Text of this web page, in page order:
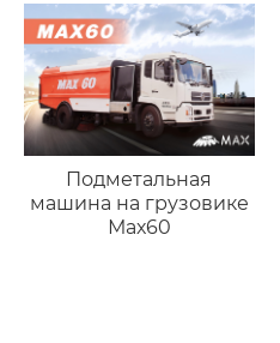
Подметальная
машина на грузовике
Мах60